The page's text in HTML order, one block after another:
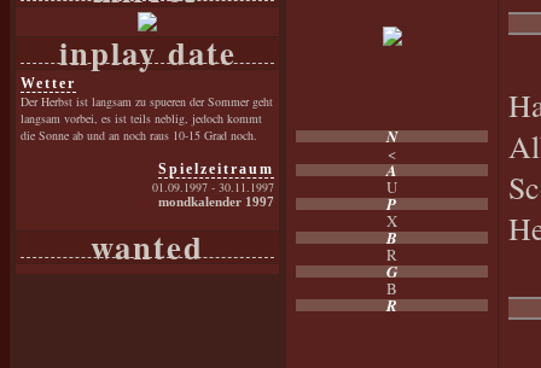
inplay date
Wetter
Der Herbst ist langsam zu spueren der Sommer geht
langsam vorbei, es ist teils neblig, jedoch kommt
die Sonne ab und an noch raus 10-15 Grad noch.
Spielzeitraum
01.09.1997 - 30.11.1997
mondkalender 1997
wanted
N
<
A
U
P
X
B
R
G
B
R